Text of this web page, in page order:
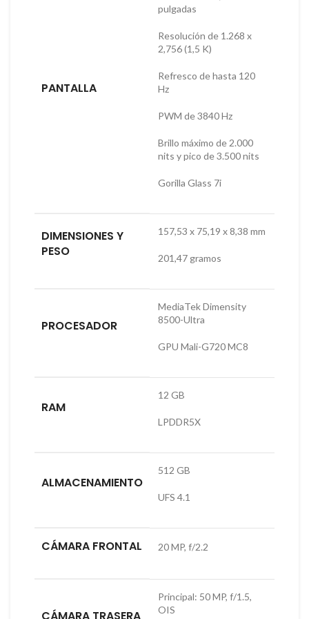
PANTALLA
pulgadas
Resolución de 1.268 x
2,756 (1,5 K)
Refresco de hasta 120
Hz
PWM de 3840 Hz
Brillo máximo de 2.000
nits y pico de 3.500 nits
Gorilla Glass 7i
DIMENSIONES Y
PESO
157,53 x 75,19 x 8,38 mm
201,47 gramos
PROCESADOR
MediaTek Dimensity
8500-Ultra
GPU Mali-G720 MC8
RAM
12 GB
LPDDR5X
ALMACENAMIENTO
512 GB
UFS 4.1
CÁMARA FRONTAL 20 MP, f/2.2
Principal: 50 MP, f/1.5,
OIS